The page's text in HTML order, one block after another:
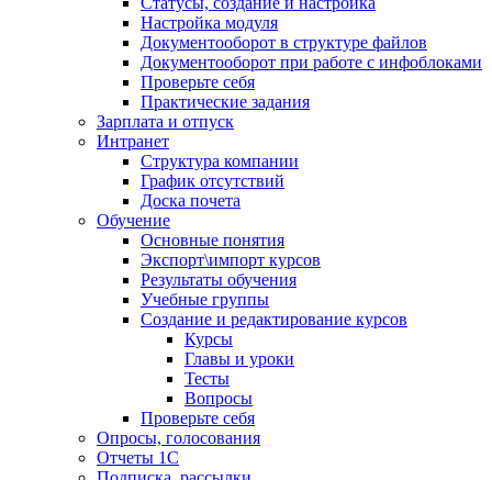
Настройка модуля
Документооборот в структуре файлов
Документооборот при работе с инфоблоками
Проверьте себя
Практические задания
Зарплата и отпуск
Интранет
Структура компании
График отсутствий
Доска почета
Обучение
Основные понятия
Экспорт\импорт курсов
Результаты обучения
Учебные группы
Создание и редактирование курсов
Курсы
Главы и уроки
Тесты
Вопросы
Проверьте себя
Опросы, голосования
Отчеты 1С